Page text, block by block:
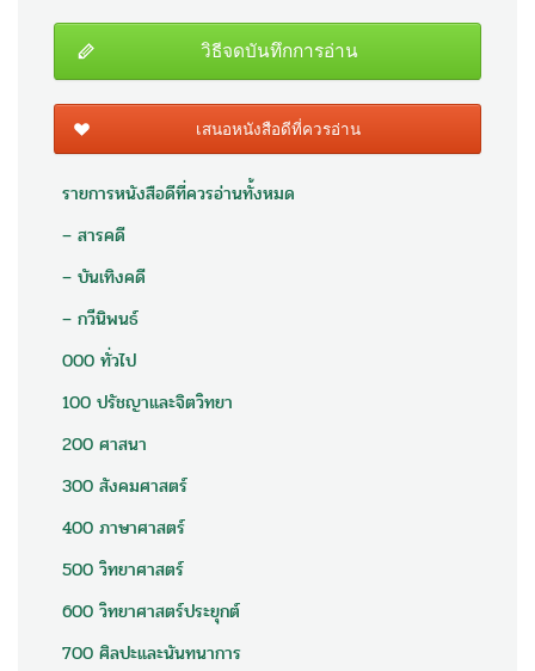
วิธีจดบันทึกการอ่าน
เสนอหนังสือดีที่ควรอ่าน
รายการหนังสือดีที่ควรอ่านทั้งหมด
– สารคดี
– บันเทิงคดี
– กวีนิพนธ์
000 ทั่วไป
100 ปรัชญาและจิตวิทยา
200 ศาสนา
300 สังคมศาสตร์
400 ภาษาศาสตร์
500 วิทยาศาสตร์
600 วิทยาศาสตร์ประยุกต์
700 ศิลปะและนันทนาการ